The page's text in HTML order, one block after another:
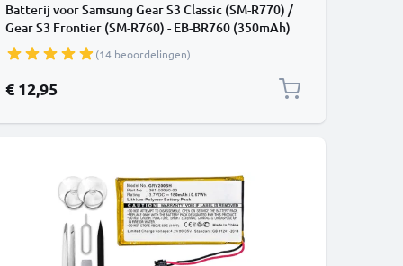
Batterij voor Samsung Gear S3 Classic (SM-R770) /
Gear S3 Frontier (SM-R760) - EB-BR760 (350mAh)
vervangende accu(14 beoordelingen)
€ 12,95